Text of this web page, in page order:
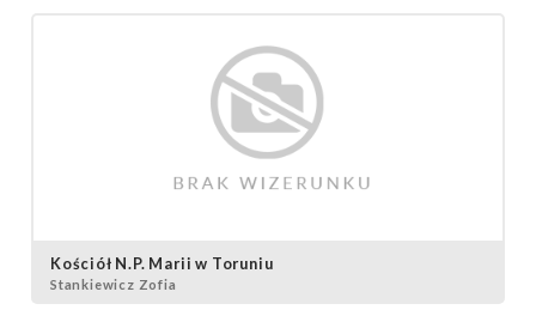
Kościół N.P. Marii w Toruniu
Stankiewicz Zofia